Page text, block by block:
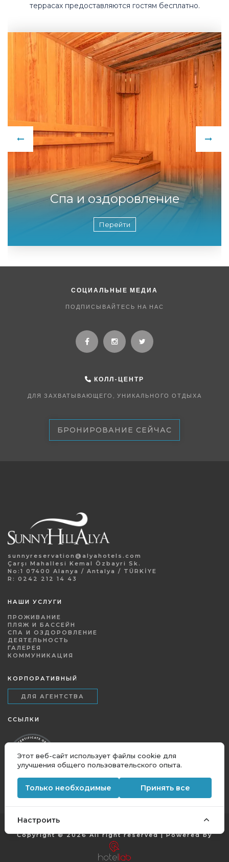
террасах предоставляются гостям бесплатно.
Спа и оздоровление
Перейти
СОЦИАЛЬНЫЕ МЕДИА
ПОДПИСЫВАЙТЕСЬ НА НАС
КОЛЛ-ЦЕНТР
ДЛЯ ЗАХВАТЫВАЮЩЕГО, УНИКАЛЬНОГО ОТДЫХА
БРОНИРОВАНИЕ СЕЙЧАС
sunnyreservation@alyahotels.com
Çarşı Mahallesi Kemal Özbayri Sk.
No:1 07400 Alanya / Antalya / TÜRKİYE
R: 0242 212 14 43
НАШИ УСЛУГИ
ПРОЖИВАНИЕ
ПЛЯЖ И БАССЕЙН
СПА И ОЗДОРОВЛЕНИЕ
ДЕЯТЕЛЬНОСТЬ
ГАЛЕРЕЯ
КОММУНИКАЦИЯ
КОРПОРАТИВНЫЙ
ДЛЯ АГЕНТСТВА
ССЫЛКИ
Copyright © 2026 All right reserved | Powered by
Этот веб-сайт использует файлы cookie для
улучшения общего пользовательского опыта.
Только необходимые Принять все
Настроить